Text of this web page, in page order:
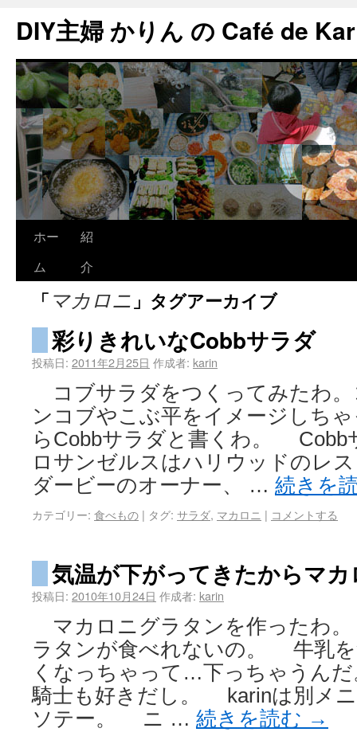
DIY主婦 かりん の Café de
ホー
ム
紹
介
「 マカロニ 」タグアーカイブ
彩りきれいなCobbサラダ
投稿日: 2011年2月25日 作成者: karin
コブサラダをつくってみたわ
ンコブやこぶ平をイメージしち
らCobbサラダと書くわ。 Cobb
ロサンゼルスはハリウッドのレ
ダービーのオーナー、 … 続きを
カテゴリー: 食べもの | タグ: サラダ, マカロニ | コメントする
気温が下がってきたからマ
投稿日: 2010年10月24日 作成者: karin
マカロニグラタンを作ったわ
ラタンが食べれないの。 牛乳
くなっちゃって…下っちゃうん
騎士も好きだし。 karinは別メ
ソテー。 ニ … 続きを読む →